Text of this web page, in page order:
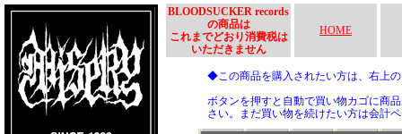
BLOODSUCKER records
の商品は
これまでどおり消費税は
いただきません
HOME
◆この商品を購入されたい方は、右上
ボタンを押すと自動で買い物カゴに商
さい。まだ買い物を続けたい方は会計